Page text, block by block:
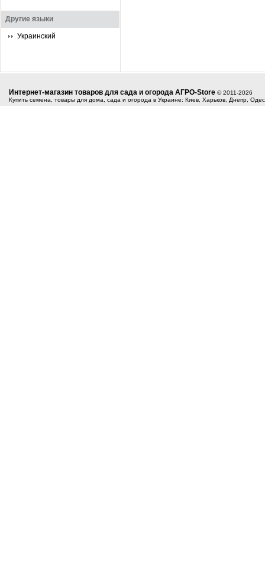
Другие языки
Украинский
Интернет-магазин товаров для сада и огорода АГРО-Store © 2011-2026
Купить семена, товары для дома, сада и огорода в Украине: Киев, Харьков, Днепр,